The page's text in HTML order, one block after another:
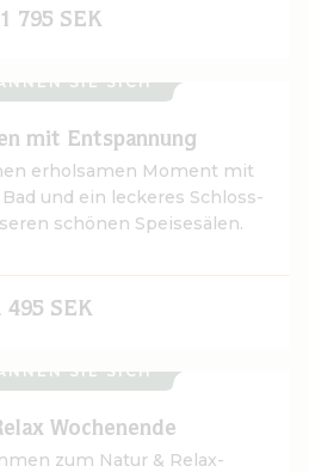
bevor Sie zu Bett gehen.
1 795 SEK
SIE SICH
mit Entspannung
erholsamen Moment mit
und ein leckeres Schloss-
schönen Speisesälen.
495 SEK
SIE SICH
Wochenende
zum Natur & Relax-